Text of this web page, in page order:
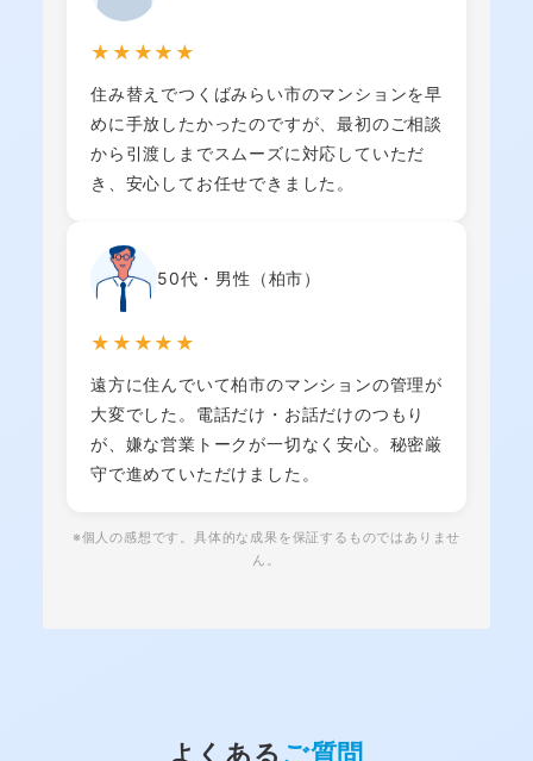
★★★★★
住み替えでつくばみらい市のマンションを早
めに手放したかったのですが、最初のご相談
から引渡しまでスムーズに対応していただ
き、安心してお任せできました。
50代・男性（柏市）
★★★★★
遠方に住んでいて柏市のマンションの管理が
大変でした。電話だけ・お話だけのつもり
が、嫌な営業トークが一切なく安心。秘密厳
守で進めていただけました。
※個人の感想です。具体的な成果を保証するものではありませ
ん。
よくある ご質問